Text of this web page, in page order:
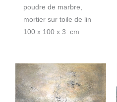
poudre de marbre,
mortier sur toile de lin
100 x 100 x 3 cm